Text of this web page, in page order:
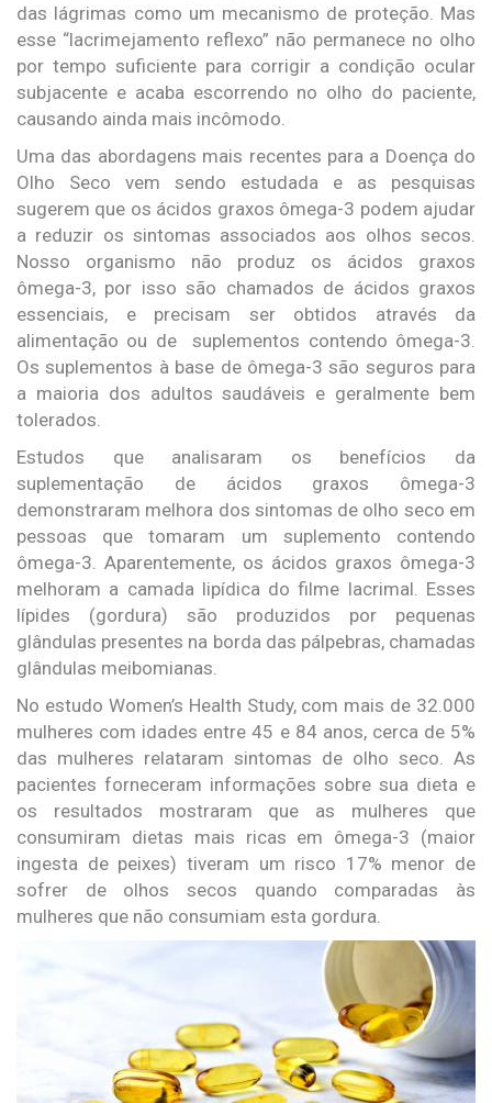
das lágrimas como um mecanismo de proteção. Mas
esse “lacrimejamento reflexo” não permanece no olho
por tempo suficiente para corrigir a condição ocular
subjacente e acaba escorrendo no olho do paciente,
causando ainda mais incômodo.
Uma das abordagens mais recentes para a Doença do
Olho Seco vem sendo estudada e as pesquisas
sugerem que os ácidos graxos ômega-3 podem ajudar
a reduzir os sintomas associados aos olhos secos.
Nosso organismo não produz os ácidos graxos
ômega-3, por isso são chamados de ácidos graxos
essenciais, e precisam ser obtidos através da
alimentação ou de suplementos contendo ômega-3.
Os suplementos à base de ômega-3 são seguros para
a maioria dos adultos saudáveis e geralmente bem
tolerados.
Estudos que analisaram os benefícios da
suplementação de ácidos graxos ômega-3
demonstraram melhora dos sintomas de olho seco em
pessoas que tomaram um suplemento contendo
ômega-3. Aparentemente, os ácidos graxos ômega-3
melhoram a camada lipídica do filme lacrimal. Esses
lípides (gordura) são produzidos por pequenas
glândulas presentes na borda das pálpebras, chamadas
glândulas meibomianas.
No estudo Women’s Health Study, com mais de 32.000
mulheres com idades entre 45 e 84 anos, cerca de 5%
das mulheres relataram sintomas de olho seco. As
pacientes forneceram informações sobre sua dieta e
os resultados mostraram que as mulheres que
consumiram dietas mais ricas em ômega-3 (maior
ingesta de peixes) tiveram um risco 17% menor de
sofrer de olhos secos quando comparadas às
mulheres que não consumiam esta gordura.